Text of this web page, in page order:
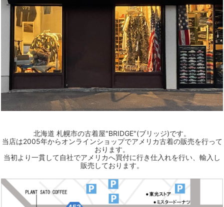
北海道 札幌市の古着屋"BRIDGE"(ブリッジ)です。
当店は2005年からオンラインショップでアメリカ古着の販売を行って
おります。
当初より一貫して自社でアメリカへ買付に行き仕入れを行い、輸入し
販売しております。